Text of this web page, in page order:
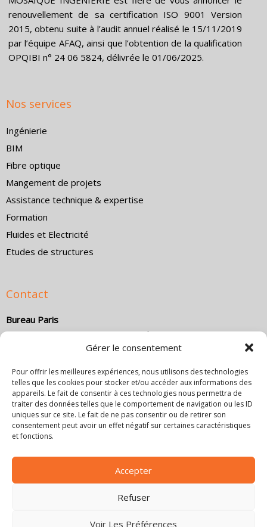
Gérer le consentement
Pour offrir les meilleures expériences, nous utilisons des technologies
telles que les cookies pour stocker et/ou accéder aux informations des
appareils. Le fait de consentir à ces technologies nous permettra de
traiter des données telles que le comportement de navigation ou les ID
uniques sur ce site. Le fait de ne pas consentir ou de retirer son
consentement peut avoir un effet négatif sur certaines caractéristiques
et fonctions.
Accepter
Refuser
Voir Les Préférences
renouvellement de sa certification ISO 9001 Version
2015, obtenu suite à l’audit annuel réalisé le 15/11/2019
par l’équipe AFAQ, ainsi que l’obtention de la qualification
OPQIBI n° 24 06 5824, délivrée le 01/06/2025.
Nos services
Ingénierie
BIM
Fibre optique
Mangement de projets
Assistance technique & expertise
Formation
Fluides et Electricité
Etudes de structures
Contact
Bureau Paris
Le HUB – Business Center, 6 rue du Bois Sauvage – 91000
Évry-Courcouronnes
Direction technique :(+33) 1 84 18 14 80
Email :co*****@************************ce.com
Bureau Marseille
4 Cr Jean Ballard, 13001 Marseille, France
Direction commerciale :
Email :co*****@************************ce.com
6 rue Joseph Chapelle, 69008 Lyon
************************